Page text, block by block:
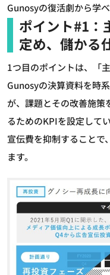
Gunosyの復活劇から学
ポイント#1：
定め、儲かる
1つ目のポイントは、「
Gunosyの決算資料を時
が、課題とその改善施策
るためのKPIを設定して
宣伝費を抑制することで
ます。